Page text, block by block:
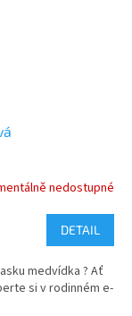
nedostupné
DETAIL
medvídka ? Ať
si v rodinném e-